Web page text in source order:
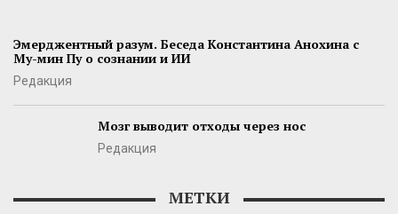
Эмерджентный разум. Беседа Константина Анохина с
Му-мин Пу о сознании и ИИ
Редакция
Мозг выводит отходы через нос
Редакция
МЕТКИ